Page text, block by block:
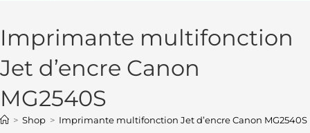
Imprimante multifonction
Jet d’encre Canon
MG2540S
> Shop > Imprimante multifonction Jet d’encre Canon MG2540S